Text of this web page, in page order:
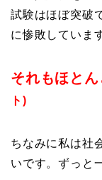
試験はほぼ突破
に惨敗していま
それもほとん
ト)
ちなみに私は社
いです。ずっと